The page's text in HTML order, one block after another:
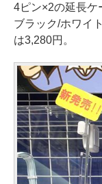
4ピン×2の延長ケ
ブラック/ホワイ
は3,280円。